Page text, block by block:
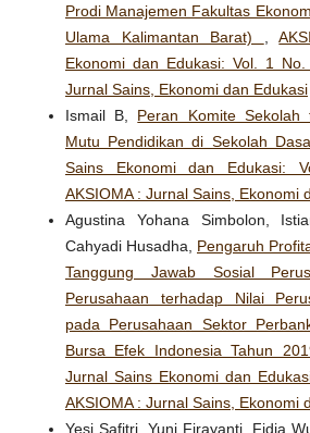
Prodi Manajemen Fakultas
Ulama Kalimantan Barat)
,
Ekonomi dan Edukasi: Vol. 1
Jurnal Sains, Ekonomi dan Edukasi
Ismail B, Peran Komite Sekolah
Mutu Pendidikan di Sekolah
Sains Ekonomi dan Edukasi:
AKSIOMA : Jurnal Sains, Ekonomi
Agustina Yohana Simbolon,
Cahyadi Husadha, Pengaruh
Tanggung Jawab Sosial
Perusahaan terhadap Nilai
pada Perusahaan Sektor
Bursa Efek Indonesia Tahun
Jurnal Sains Ekonomi dan
AKSIOMA : Jurnal Sains, Ekonomi
Yesi Safitri, Yuni Firayanti, Fidia